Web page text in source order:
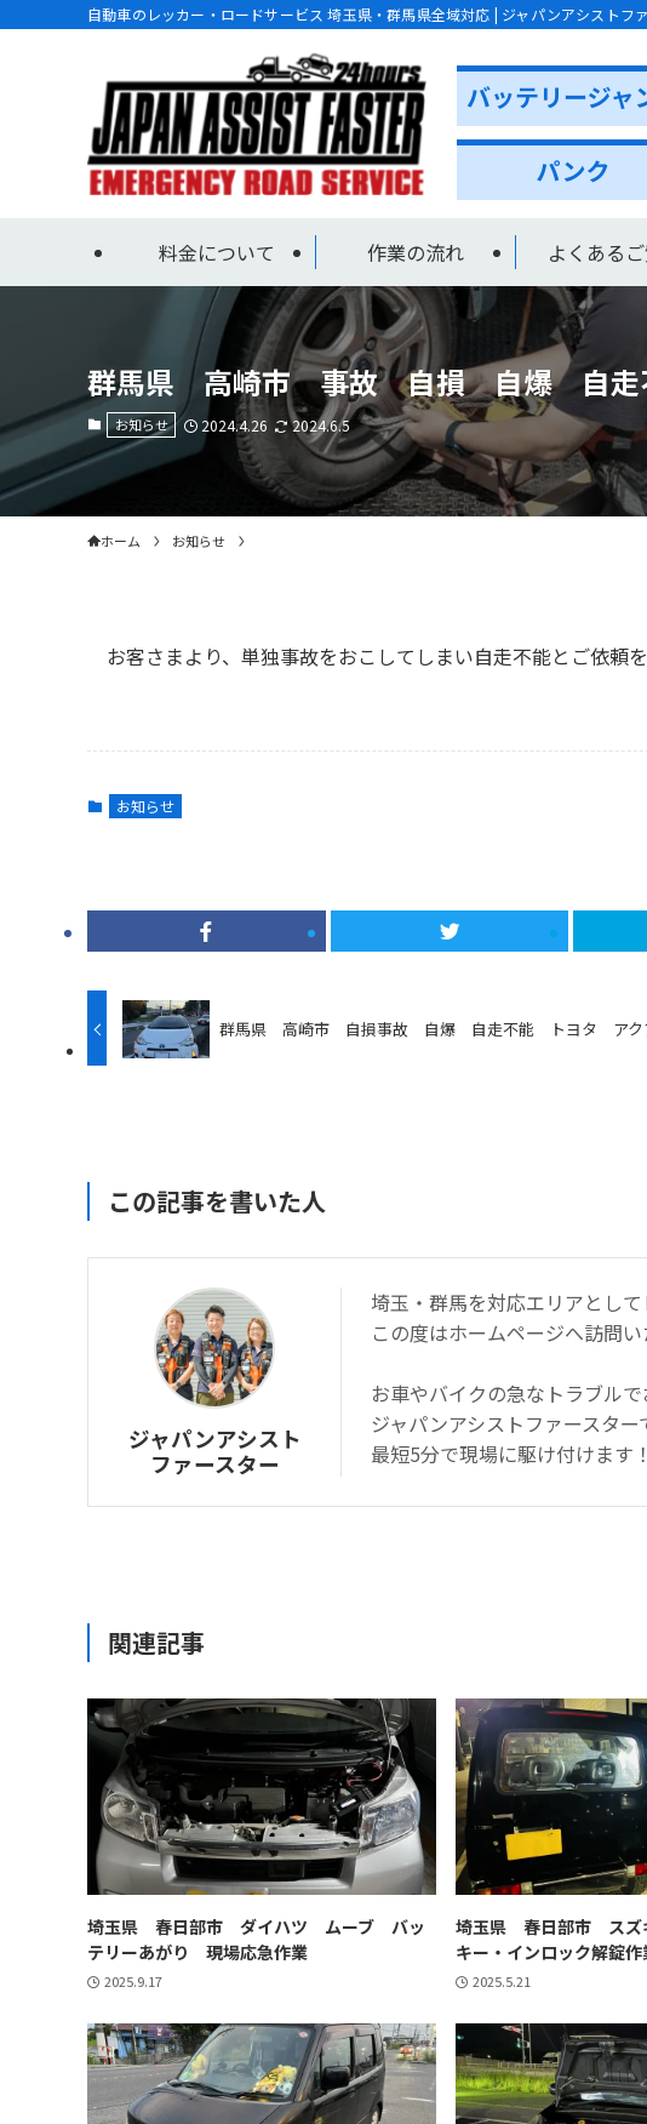
自動車のレッカー・ロードサービス 埼玉県・群馬県全域対応 | ジャパンアシストフ
料金について 作業の流れ よくある
群馬県 高崎市 事故 自損 自爆 自走
お知らせ 2024.4.26 2024.6.5
ホーム お知らせ
お客さまより、単独事故をおこしてしまい自走不能とご依頼
お知らせ
群馬県 高崎市 自損事故 自爆 自走不能 トヨタ アク
この記事を書いた人
ジャパンアシスト
ファースター
埼玉・群馬を対応エリアとし
この度はホームページへ訪問
お車やバイクの急なトラブルで
ジャパンアシストファースタ
最短5分で現場に駆け付けます
関連記事
埼玉県 春日部市 ダイハツ ムーブ バッ
テリーあがり 現場応急作業
2025.9.17
埼玉県 春日部市 ス
キー・インロック解錠作
2025.5.21